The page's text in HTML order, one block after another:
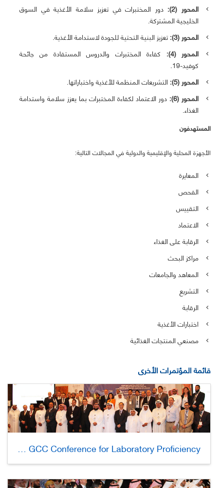
المحور (2):
دور المختبرات في تعزيز سلامة الأغذية في السوق
الخليجية المشتركة.
المحور (3):
تعزيز البنية التحتية للجودة لاستدامة الأغذية.
المحور (4):
كفاءة المختبرات والدروس المستفادة من جائحة
كوفيد-19.
المحور (5):
التشريعات المنظمة للأغذية واختباراتها.
المحور (6):
دور الاعتماد لكفاءة المختبرات بما يعزز سلامة واستدامة
الغذاء.
المستهدفون
الأجهزة المحلية والإقليمية والدولية في المجالات التالية:
المعايرة
الفحص
التقييس
الاعتماد
الرقابة على الغذاء
مراكز البحث
المعاهد والجامعات
التشريع
الرقابة
اختبارات الأغذية
مصنعي المنتجات الغذائية
قائمة المؤتمرات الأخرى
The 6th GCC Conference for Laboratory Proficiency